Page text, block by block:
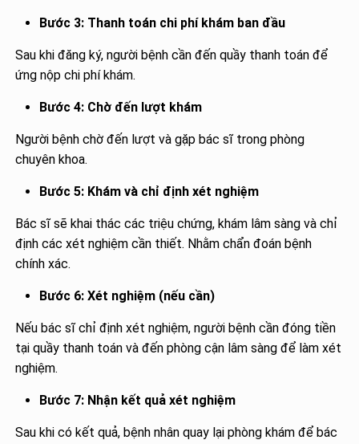
Bước 3: Thanh toán chi phí khám ban đầu
Sau khi đăng ký, người bệnh cần đến quầy thanh toán để
ứng nộp chi phí khám.
Bước 4: Chờ đến lượt khám
Người bệnh chờ đến lượt và gặp bác sĩ trong phòng
chuyên khoa.
Bước 5: Khám và chỉ định xét nghiệm
Bác sĩ sẽ khai thác các triệu chứng, khám lâm sàng và chỉ
định các xét nghiệm cần thiết. Nhằm chẩn đoán bệnh
chính xác.
Bước 6: Xét nghiệm (nếu cần)
Nếu bác sĩ chỉ định xét nghiệm, người bệnh cần đóng tiền
tại quầy thanh toán và đến phòng cận lâm sàng để làm xét
nghiệm.
Bước 7: Nhận kết quả xét nghiệm
Sau khi có kết quả, bệnh nhân quay lại phòng khám để bác